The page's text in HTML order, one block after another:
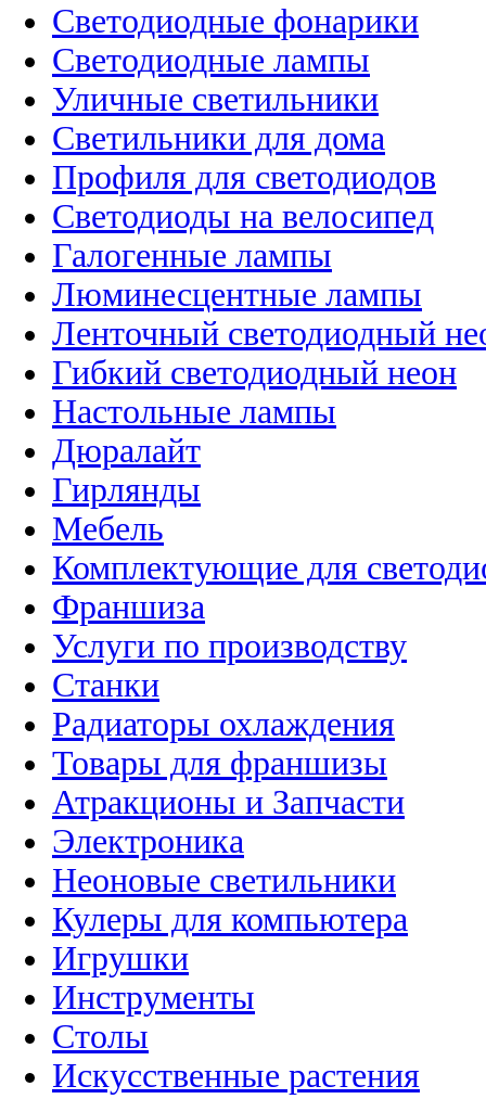
Светодиодные фонарики
Светодиодные лампы
Уличные светильники
Светильники для дома
Профиля для светодиодов
Светодиоды на велосипед
Галогенные лампы
Люминесцентные лампы
Ленточный светодиодный
Гибкий светодиодный неон
Настольные лампы
Дюралайт
Гирлянды
Мебель
Комплектующие для
Франшиза
Услуги по производству
Станки
Радиаторы охлаждения
Товары для франшизы
Атракционы и Запчасти
Электроника
Неоновые светильники
Кулеры для компьютера
Игрушки
Инструменты
Столы
Искусственные растения